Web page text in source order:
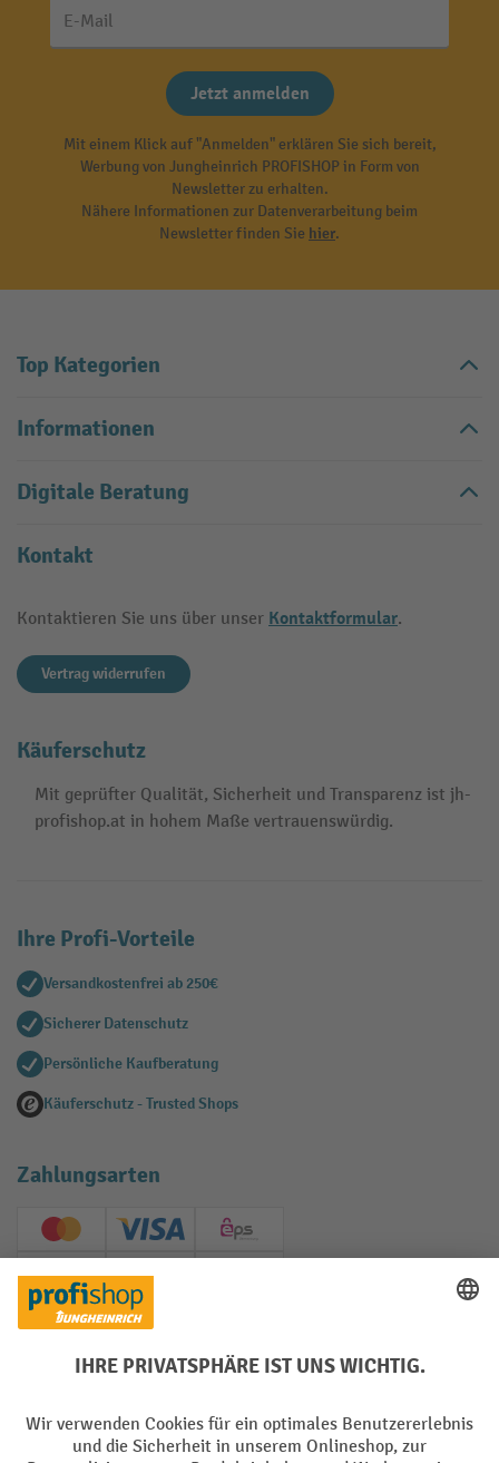
E-Mail
Jetzt anmelden
Mit einem Klick auf "Anmelden" erklären Sie sich bereit,
Werbung von Jungheinrich PROFISHOP in Form von
Newsletter zu erhalten.
Nähere Informationen zur Datenverarbeitung beim
Newsletter finden Sie hier.
Top Kategorien
Informationen
Digitale Beratung
Kontakt
Kontaktieren Sie uns über unser Kontaktformular.
Vertrag widerrufen
Käuferschutz
Mit geprüfter Qualität, Sicherheit und Transparenz ist jh-
profishop.at in hohem Maße vertrauenswürdig.
Ihre Profi-Vorteile
Versandkostenfrei ab 250€
Sicherer Datenschutz
Persönliche Kaufberatung
Käuferschutz - Trusted Shops
Zahlungsarten
Creditcard (Master)Creditcard (Visa)
EPS
PayPal
Soziale Netzwerke